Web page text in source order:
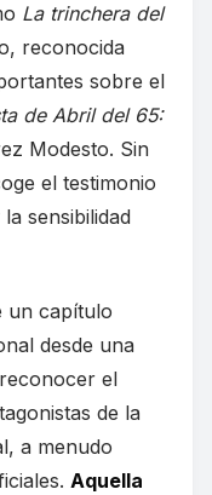
La trinchera del
reconocida
sobre el
de Abril del 65:
Modesto. Sin
el testimonio
sensibilidad
un capítulo
desde una
el
de la
a menudo
Aquella